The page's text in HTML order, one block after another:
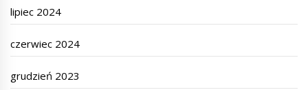
lipiec 2024
czerwiec 2024
grudzień 2023